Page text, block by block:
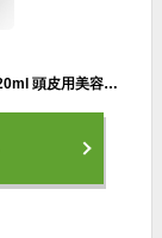
2個セット ひとときのしずく スカルプエッセンス 120ml 頭皮用美容液 頭皮ケア エイジンングケア EGF リンゴ幹細胞エキス ヘマチン 白髪 かゆみ 抜け毛 老化【ポイント10倍】【0304】【送料無料】【SIB】【海外×】